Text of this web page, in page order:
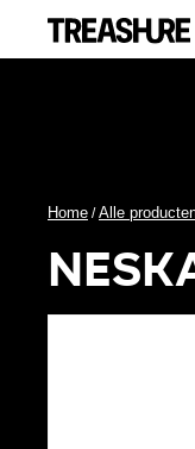
Home /Alle